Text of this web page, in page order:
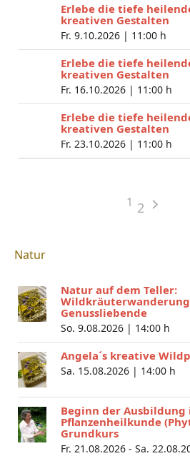
Erlebe die tiefe
kreativen Gestalten
Fr. 9.10.2026 | 11:00 h
Erlebe die tiefe
kreativen Gestalten
Fr. 16.10.2026 | 11:00 h
Erlebe die tiefe
kreativen Gestalten
Fr. 23.10.2026 | 11:00 h
1 2
Natur
Natur auf dem Teller:
Genussliebende
So. 9.08.2026 | 14:00 h
Angela´s kreative
Sa. 15.08.2026 | 14:00 h
Beginn der Ausbildung
Pflanzenheilkunde
Grundkurs
Fr. 21.08.2026 - Sa.